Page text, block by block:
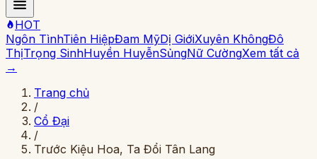
HOT
Ngôn TìnhTiên HiệpĐam MỹDị GiớiXuyên KhôngĐô
ThịTrọng SinhHuyền HuyễnSủngNữ CườngXem tất cả
→
Trang chủ
/
Cổ Đại
/
Trước Kiệu Hoa, Ta Đổi Tân Lang